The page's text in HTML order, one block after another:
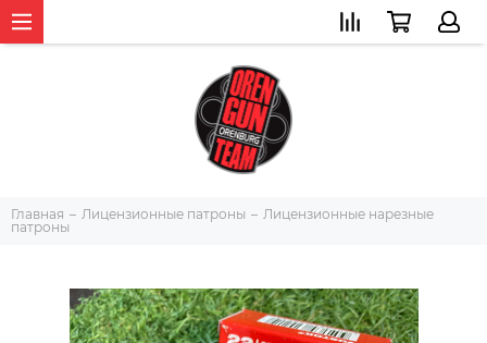
Главная Лицензионные патроны
Лицензионные нарезные
патроны